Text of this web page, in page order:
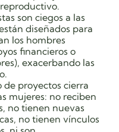
son ciegos a las
diseñados para
los hombres
financieros o
exacerbando las
de proyectos cierra
mujeres: no reciben
no tienen nuevas
no tienen vínculos